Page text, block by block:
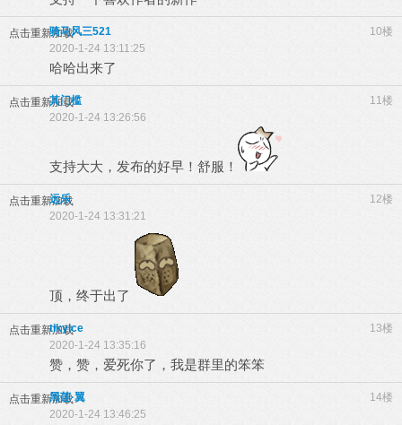
点击重新加载 10楼
骑马风三521
2020-1-24 13:11:25
哈哈出来了
点击重新加载 11楼
其门槛
2020-1-24 13:26:56
支持大大，发布的好早！舒服！
点击重新加载 12楼
远乐
2020-1-24 13:31:21
顶，终于出了
点击重新加载 13楼
tikyice
2020-1-24 13:35:16
赞，赞，爱死你了，我是群里的笨笨
点击重新加载 14楼
黑莲·翼
2020-1-24 13:46:25